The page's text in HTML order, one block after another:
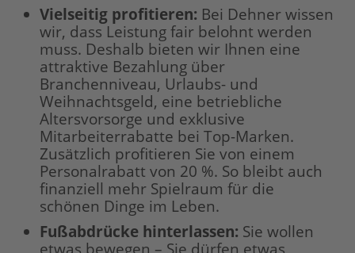
Vielseitig profitieren: Bei Dehner wissen
wir, dass Leistung fair belohnt werden
muss. Deshalb bieten wir Ihnen eine
attraktive Bezahlung über
Branchenniveau, Urlaubs- und
Weihnachtsgeld, eine betriebliche
Altersvorsorge und exklusive
Mitarbeiterrabatte bei Top-Marken.
Zusätzlich profitieren Sie von einem
Personalrabatt von 20 %. So bleibt auch
finanziell mehr Spielraum für die
schönen Dinge im Leben.
Fußabdrücke hinterlassen: Sie wollen